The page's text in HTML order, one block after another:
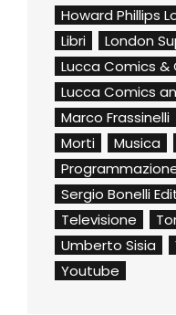
Howard Phillips
Libri
London
Lucca Comics &
Lucca Comics
Marco Frassinelli
Morti
Musica
Sergio Bonelli
Televisione
Umberto Sisia
Youtube